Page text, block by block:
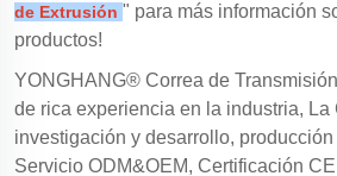
de Extrusión " para más información
productos!
YONGHANG® Correa de
de rica experiencia en la industria, La
investigación y desarrollo,
Servicio ODM&OEM, Certificación